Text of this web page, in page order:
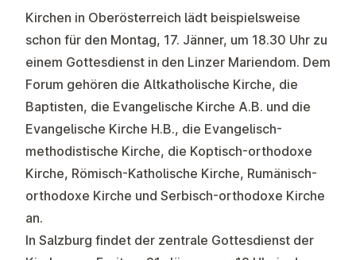
Kirchen in Oberösterreich lädt beispielsweise
schon für den Montag, 17. Jänner, um 18.30 Uhr zu
einem Gottesdienst in den Linzer Mariendom. Dem
Forum gehören die Altkatholische Kirche, die
Baptisten, die Evangelische Kirche A.B. und die
Evangelische Kirche H.B., die Evangelisch-
methodistische Kirche, die Koptisch-orthodoxe
Kirche, Römisch-Katholische Kirche, Rumänisch-
orthodoxe Kirche und Serbisch-orthodoxe Kirche
an.
In Salzburg findet der zentrale Gottesdienst der